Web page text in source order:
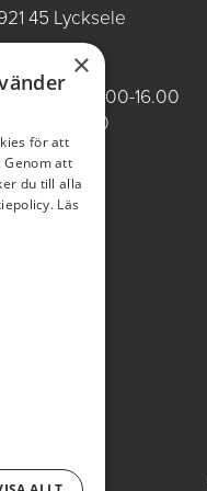
45 Lycksele
09.00-16.00
07.00-16.00
×
för att
att
du till alla
Läs